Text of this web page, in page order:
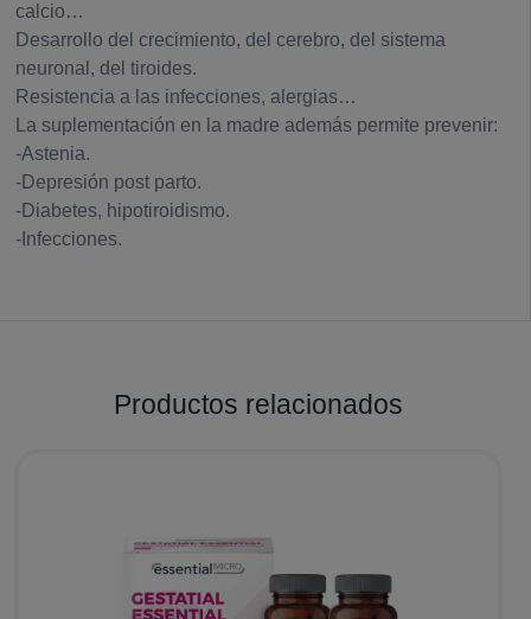
calcio…
Desarrollo del crecimiento, del cerebro, del sistema
neuronal, del tiroides.
Resistencia a las infecciones, alergias…
La suplementación en la madre además permite prevenir:
-Astenia.
-Depresión post parto.
-Diabetes, hipotiroidismo.
-Infecciones.
Productos relacionados